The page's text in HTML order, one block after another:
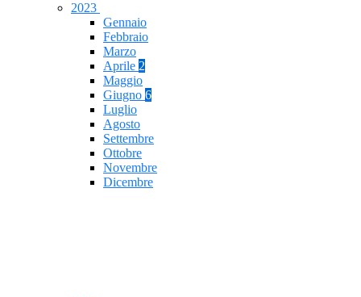
2023
Gennaio
Febbraio
Marzo
Aprile 2
Maggio
Giugno 6
Luglio
Agosto
Settembre
Ottobre
Novembre
Dicembre